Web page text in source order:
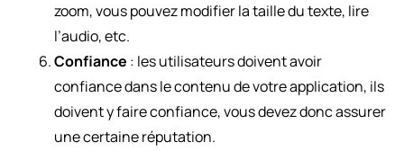
zoom, vous pouvez modifier la taille du texte, lire
l’audio, etc.
Confiance : les utilisateurs doivent avoir
confiance dans le contenu de votre application, ils
doivent y faire confiance, vous devez donc assurer
une certaine réputation.